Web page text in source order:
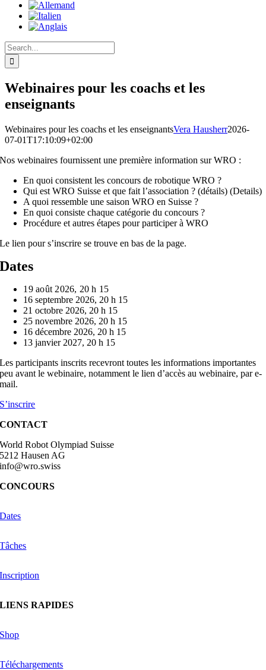
Search
for:
Webinaires pour les coachs et les
enseignants
Webinaires pour les coachs et les enseignantsVera Hausherr2026-
07-01T17:10:09+02:00
Nos webinaires fournissent une première information sur WRO :
En quoi consistent les concours de robotique WRO ?
Qui est WRO Suisse et que fait l’association ? (détails) (Details)
A quoi ressemble une saison WRO en Suisse ?
En quoi consiste chaque catégorie du concours ?
Procédure et autres étapes pour participer à WRO
Le lien pour s’inscrire se trouve en bas de la page.
Dates
19 août 2026, 20 h 15
16 septembre 2026, 20 h 15
21 octobre 2026, 20 h 15
25 novembre 2026, 20 h 15
16 décembre 2026, 20 h 15
13 janvier 2027, 20 h 15
Les participants inscrits recevront toutes les informations importantes
peu avant le webinaire, notamment le lien d’accès au webinaire, par e-
mail.
S’inscrire
CONTACT
World Robot Olympiad Suisse
5212 Hausen AG
info@wro.swiss
CONCOURS
Dates
Tâches
Inscription
LIENS RAPIDES
Shop
Téléchargements